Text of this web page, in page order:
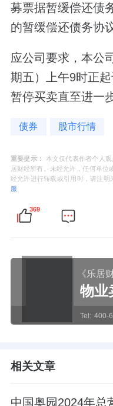
募票据暂缓偿还债
的暂缓偿还债务协
应公司要求，本公
期五）上午9时正
暂停买卖直至进一
债券 股市行情
重要提示：
本文仅代表作者个人
居财经所有。未经允许，任何单位
经允许进行转载或引用时，请注明
服
369
《乐居
物业
Tel: 400-
相关文章
中国奥园2024年总